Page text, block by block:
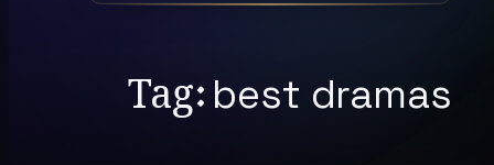
Tag: best dramas